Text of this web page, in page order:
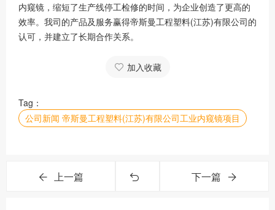
内窥镜，缩短了生产线停工检修的时间，为企业创造了更高的
效率。我司的产品及服务赢得帝斯曼工程塑料(江苏)有限公司的
认可，并建立了长期合作关系。
加入收藏
Tag：
公司新闻 帝斯曼工程塑料(江苏)有限公司工业内窥镜项目
上一篇 下一篇